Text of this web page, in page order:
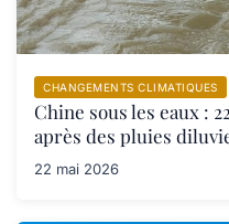
CHANGEMENTS CLIMATIQUES
Chine sous les eaux :
après des pluies
22 mai 2026